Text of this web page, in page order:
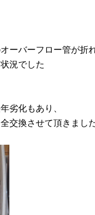
ーバーフロー管が折
況でした
劣化もあり、
交換させて頂きました